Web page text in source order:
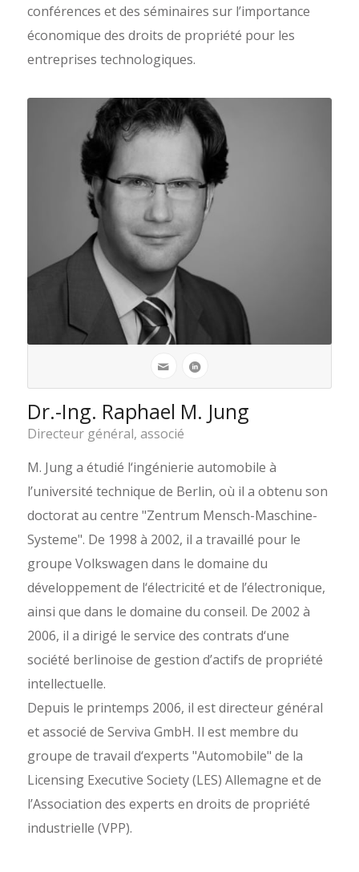
conférences et des séminaires sur l’importance
économique des droits de propriété pour les
entreprises technologiques.
Dr.-Ing. Raphael M. Jung
Directeur général, associé
M. Jung a étudié l‘ingénierie automobile à
l’université technique de Berlin, où il a obtenu son
doctorat au centre "Zentrum Mensch-Maschine-
Systeme". De 1998 à 2002, il a travaillé pour le
groupe Volkswagen dans le domaine du
développement de l‘électricité et de l’électronique,
ainsi que dans le domaine du conseil. De 2002 à
2006, il a dirigé le service des contrats d‘une
société berlinoise de gestion d’actifs de propriété
intellectuelle.
Depuis le printemps 2006, il est directeur général
et associé de Serviva GmbH. Il est membre du
groupe de travail d‘experts "Automobile" de la
Licensing Executive Society (LES) Allemagne et de
l’Association des experts en droits de propriété
industrielle (VPP).